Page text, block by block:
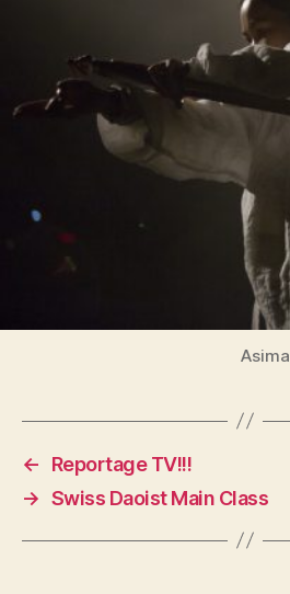
←
Reportage TV!!!
→ Swiss Daoist Main Class